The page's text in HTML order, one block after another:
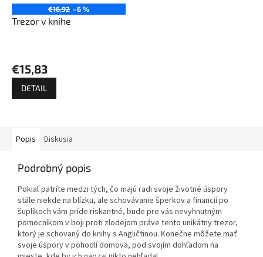
€16,92 –6 %
Trezor v knihe
hodnotenie
produktu
5,0
€15,83
DETAIL
Popis Diskusia
Podrobný popis
Pokiaľ patríte medzi tých, čo majú radi svoje životné úspory
stále niekde na blízku, ale schovávanie šperkov a financií po
šuplíkoch vám príde riskantné, bude pre vás nevyhnutným
pomocníkom v boji proti zlodejom práve tento unikátny trezor,
ktorý je schovaný do knihy s Angličtinou. Konečne môžete mať
svoje úspory v pohodlí domova, pod svojím dohľadom na